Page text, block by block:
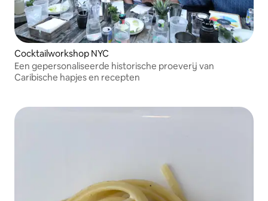
Cocktailworkshop NYC
Een gepersonaliseerde historische proeverij van
Caribische hapjes en recepten